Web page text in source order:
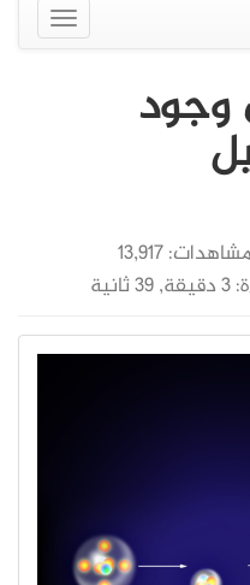
عرض
القائمة
وجود
13,917